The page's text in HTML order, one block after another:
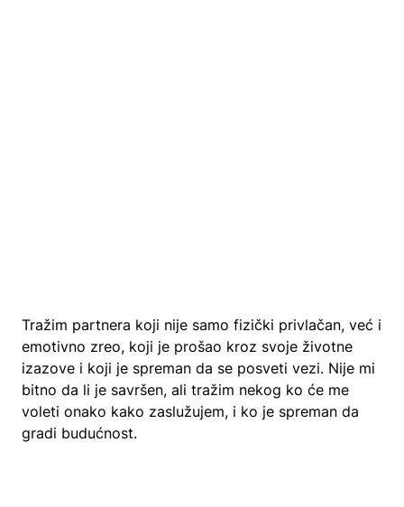
Tražim partnera koji nije samo fizički privlačan, već i
emotivno zreo, koji je prošao kroz svoje životne
izazove i koji je spreman da se posveti vezi. Nije mi
bitno da li je savršen, ali tražim nekog ko će me
voleti onako kako zaslužujem, i ko je spreman da
gradi budućnost.